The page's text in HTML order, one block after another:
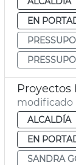
EN
Proyectos
modificado
ALCALDÍA
EN
SANDRA